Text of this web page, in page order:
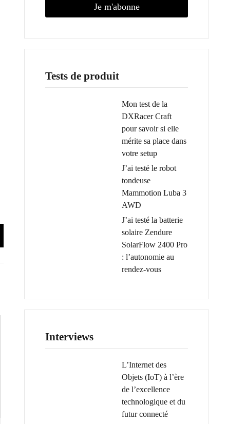
Je m'abonne
Tests de produit
Mon test de la
DXRacer Craft
pour savoir si elle
mérite sa place dans
votre setup
J’ai testé le robot
tondeuse
Mammotion Luba 3
AWD
J’ai testé la batterie
solaire Zendure
SolarFlow 2400 Pro
: l’autonomie au
rendez-vous
Interviews
L’Internet des
Objets (IoT) à l’ère
de l’excellence
technologique et du
futur connecté